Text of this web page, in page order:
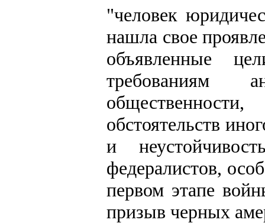
"человек
нашла свое
объявленные
требованиям
обстоятельств
и
федералистов,
первом этапе
призыв черных